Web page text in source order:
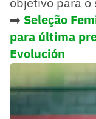
➡️ Seleção
para última
Evolución